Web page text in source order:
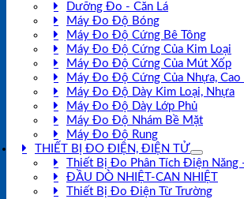
Dưỡng Đo - Căn Lá
Máy Đo Độ Bóng
Máy Đo Độ Cứng Bê Tông
Máy Đo Độ Cứng Của Kim Loại
Máy Đo Độ Cứng Của Mút Xốp
Máy Đo Độ Cứng Của Nhựa, Cao
Máy Đo Độ Dày Kim Loại, Nhựa
Máy Đo Độ Dày Lớp Phủ
Máy Đo Độ Nhám Bề Mặt
Máy Đo Độ Rung
THIẾT BỊ ĐO ĐIỆN, ĐIỆN TỬ
Thiết Bị Đo Phân Tích Điện Năng
ĐẦU DÒ NHIỆT-CAN NHIỆT
Thiết Bị Đo Điện Từ Trường